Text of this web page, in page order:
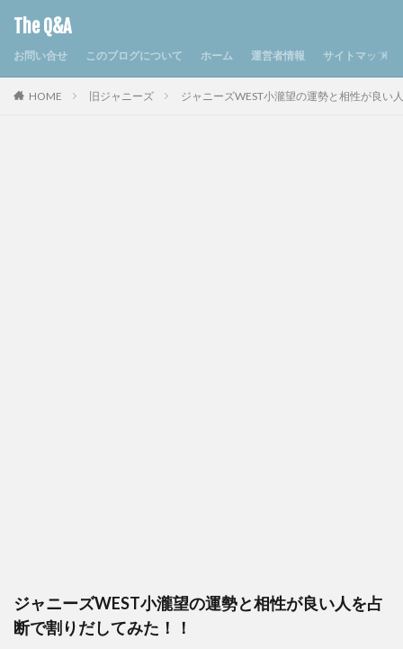
The Q&A
お問い合せ このブログについて ホーム 運営者情報 サイトマップ
HOME 旧ジャニーズ ジャニーズWEST小瀧望の運勢と相性が良い
ジャニーズWEST小瀧望の運勢と相性が良い人を占
断で割りだしてみた！！